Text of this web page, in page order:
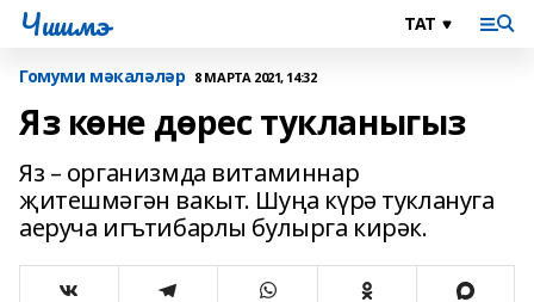
Чишмэ
Гомуми мәкаләләр 8 МАРТА 2021, 14:32
Яз көне дөрес тукланыгыз
Яз – организмда витаминнар
җитешмәгән вакыт. Шуңа күрә туклануга
аеруча игътибарлы булырга кирәк.